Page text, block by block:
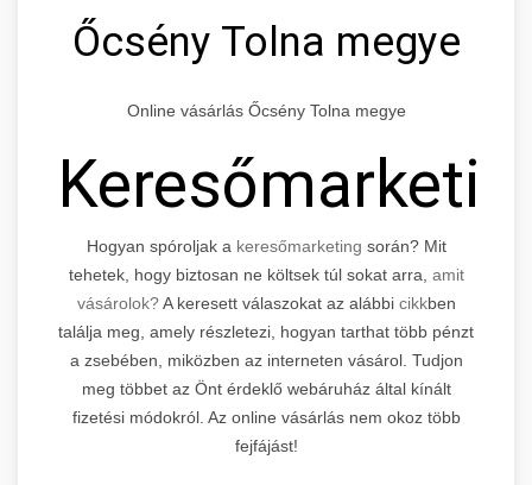
Őcsény Tolna megye
Online vásárlás Őcsény Tolna megye
Hogyan spóroljak a keresőmarketing során? Mit
tehetek, hogy biztosan ne költsek túl sokat arra, amit
vásárolok?A keresett válaszokat az alábbi cikkben
találja meg, amely részletezi, hogyan tarthat több pénzt
a zsebében, miközben az interneten vásárol. Tudjon
meg többet az Önt érdeklő webáruház által kínált
fizetési módokról. Az online vásárlás nem okoz több
fejfájást!